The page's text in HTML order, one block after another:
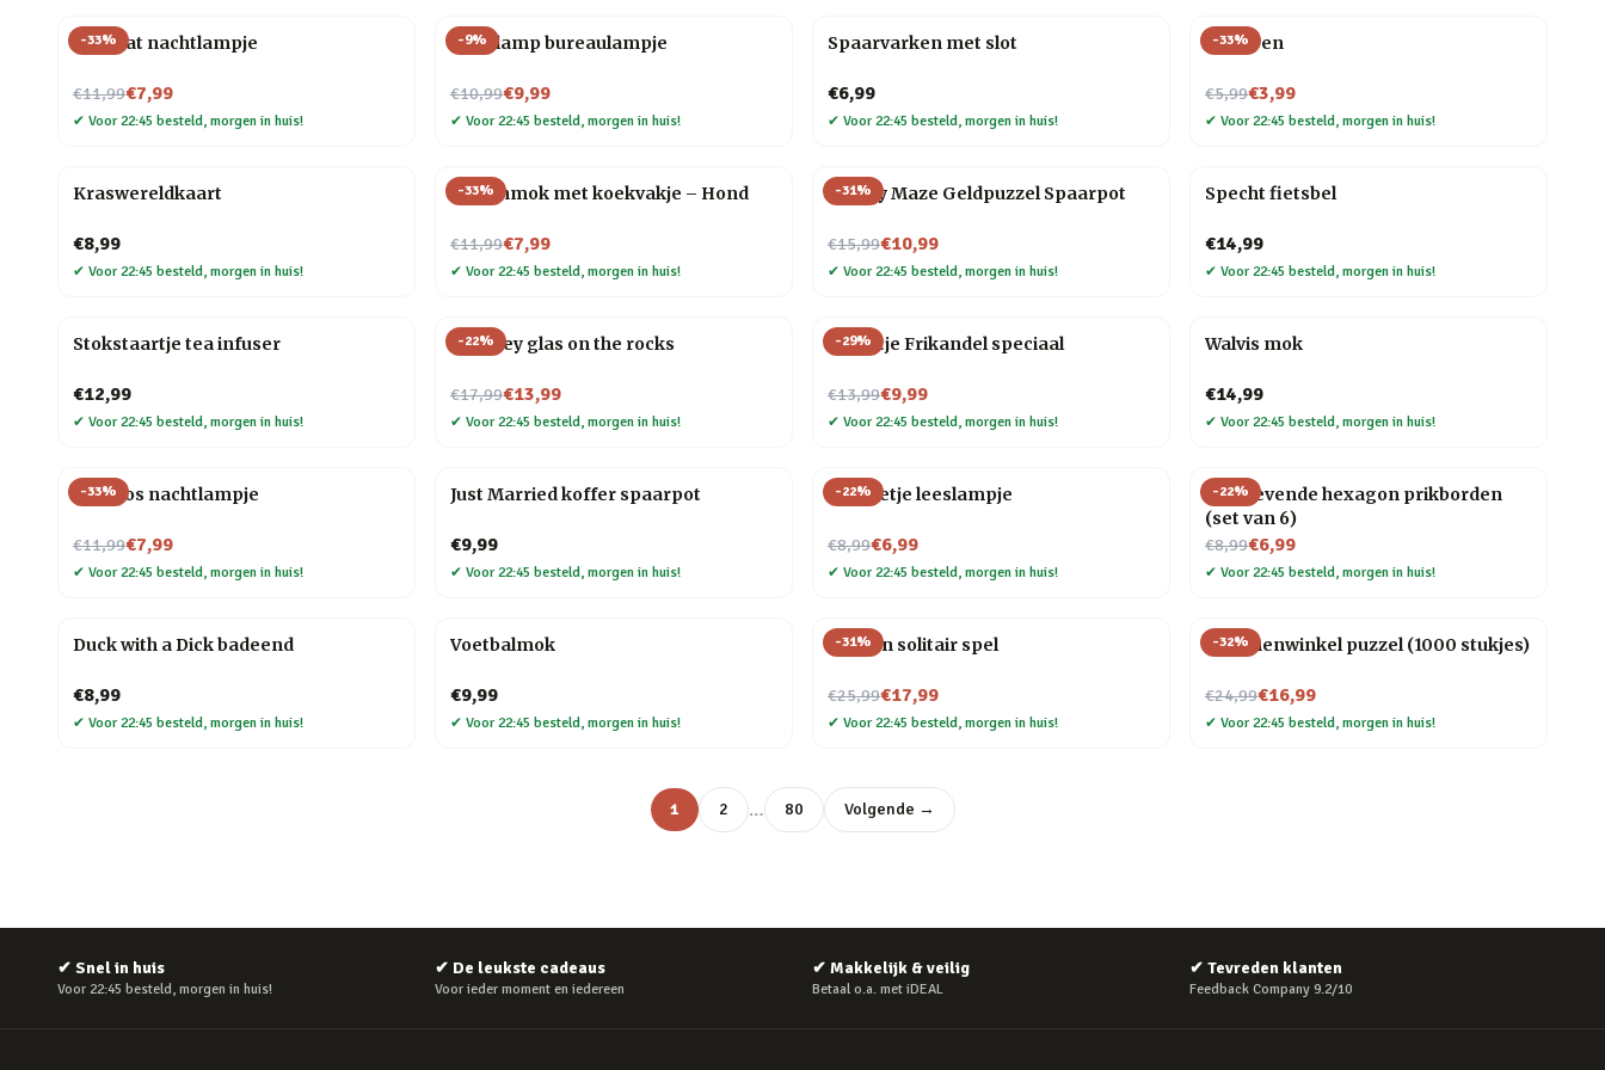
-33%
Mini kat nachtlampje
€11,99
Nu voor€7,99
✔ Voor 22:45 besteld, morgen in huis!
-9%
Gloeilamp bureaulampje
€10,99
Nu voor€9,99
✔ Voor 22:45 besteld, morgen in huis!
Spaarvarken met slot
€6,99
✔ Voor 22:45 besteld, morgen in huis!
-33%
Veer pen
€5,99
Nu voor€3,99
✔ Voor 22:45 besteld, morgen in huis!
Kraswereldkaart
€8,99
✔ Voor 22:45 besteld, morgen in huis!
-33%
Dierenmok met koekvakje – Hond
€11,99
Nu voor€7,99
✔ Voor 22:45 besteld, morgen in huis!
-31%
Money Maze Geldpuzzel Spaarpot
€15,99
Nu voor€10,99
✔ Voor 22:45 besteld, morgen in huis!
Specht fietsbel
€14,99
✔ Voor 22:45 besteld, morgen in huis!
Stokstaartje tea infuser
€12,99
✔ Voor 22:45 besteld, morgen in huis!
-22%
Whiskey glas on the rocks
€17,99
Nu voor€13,99
✔ Voor 22:45 besteld, morgen in huis!
-29%
Tegeltje Frikandel speciaal
€13,99
Nu voor€9,99
✔ Voor 22:45 besteld, morgen in huis!
Walvis mok
€14,99
✔ Voor 22:45 besteld, morgen in huis!
-33%
Mini vos nachtlampje
€11,99
Nu voor€7,99
✔ Voor 22:45 besteld, morgen in huis!
Just Married koffer spaarpot
€9,99
✔ Voor 22:45 besteld, morgen in huis!
-22%
Mannetje leeslampje
€8,99
Nu voor€6,99
✔ Voor 22:45 besteld, morgen in huis!
-22%
Zelfklevende hexagon prikborden
(set van 6)
€8,99
Nu voor€6,99
✔ Voor 22:45 besteld, morgen in huis!
Duck with a Dick badeend
€8,99
✔ Voor 22:45 besteld, morgen in huis!
Voetbalmok
€9,99
✔ Voor 22:45 besteld, morgen in huis!
-31%
Houten solitair spel
€25,99
Nu voor€17,99
✔ Voor 22:45 besteld, morgen in huis!
-32%
Bloemenwinkel puzzel (1000 stukjes)
€24,99
Nu voor€16,99
✔ Voor 22:45 besteld, morgen in huis!
1 2 … 80 Volgende →
✔ Snel in huis
Voor 22:45 besteld, morgen in huis!
✔ De leukste cadeaus
Voor ieder moment en iedereen
✔ Makkelijk & veilig
Betaal o.a. met iDEAL
✔ Tevreden klanten
Feedback Company 9.2/10